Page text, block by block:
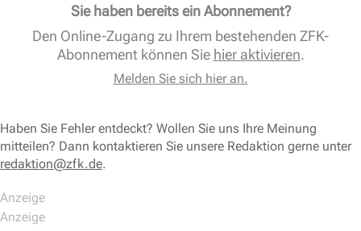
Sie haben bereits ein Abonnement?
Den Online-Zugang zu Ihrem bestehenden ZFK-
Abonnement können Sie hier aktivieren.
Melden Sie sich hier an.
Haben Sie Fehler entdeckt? Wollen Sie uns Ihre Meinung
mitteilen? Dann kontaktieren Sie unsere Redaktion gerne unter
redaktion@zfk.de.